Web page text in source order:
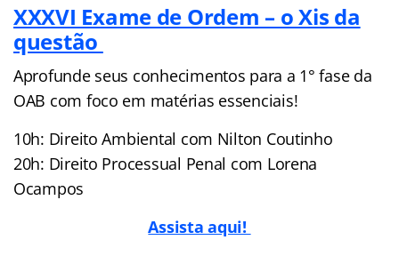
XXXVI Exame de Ordem – o Xis da
questão
Aprofunde seus conhecimentos para a 1° fase da
OAB com foco em matérias essenciais!
10h: Direito Ambiental com Nilton Coutinho
20h: Direito Processual Penal com Lorena
Ocampos
Assista aqui!